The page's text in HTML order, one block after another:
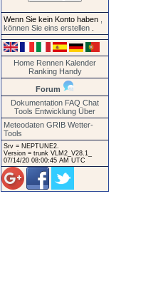
Wenn Sie kein Konto haben
können Sie eins erstellen
Home Rennen Kalender
Ranking Handy
Forum
Dokumentation FAQ Chat
Tools Entwicklung Über
Meteodaten GRIB Wetter-
Tools
Srv = NEPTUNE2.
Version = trunk VLM2_V28.1_
07/14/20 08:00:45 AM UTC